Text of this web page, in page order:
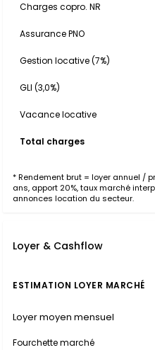
Charges copro. NR
Assurance PNO
Gestion locative (7%)
GLI (3,0%)
Vacance locative
Total charges
* Rendement brut = loyer annuel /
ans, apport 20%, taux marché
annonces location du secteur.
Loyer & Cashflow
ESTIMATION LOYER MARCHÉ
Loyer moyen mensuel
Fourchette marché